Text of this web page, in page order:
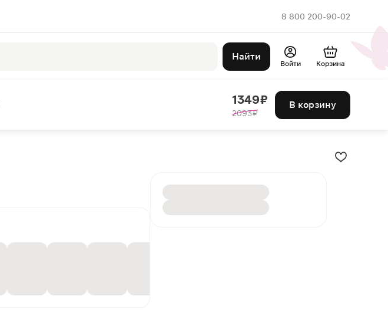
8 800 200-90-02
Найти
Войти Корзина
1349 ₽
2093 ₽
В корзину